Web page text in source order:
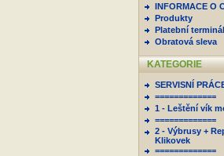
INFORMACE O
Produkty
Platební terminál
Obratová sleva
KATEGORIE
SERVISNÍ
=============
1 - Leštění vík
=============
2 - Výbrusy +
Klikovek
=============